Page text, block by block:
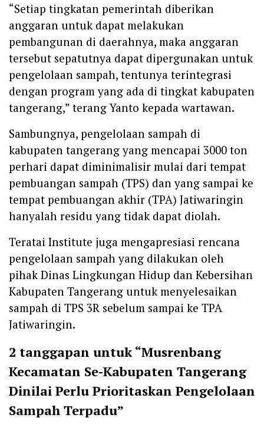
“Setiap tingkatan pemerintah diberikan
anggaran untuk dapat melakukan
pembangunan di daerahnya, maka anggaran
tersebut sepatutnya dapat dipergunakan untuk
pengelolaan sampah, tentunya terintegrasi
dengan program yang ada di tingkat kabupaten
tangerang,” terang Yanto kepada wartawan.
Sambungnya, pengelolaan sampah di
kabupaten tangerang yang mencapai 3000 ton
perhari dapat diminimalisir mulai dari tempat
pembuangan sampah (TPS) dan yang sampai ke
tempat pembuangan akhir (TPA) Jatiwaringin
hanyalah residu yang tidak dapat diolah.
Teratai Institute juga mengapresiasi rencana
pengelolaan sampah yang dilakukan oleh
pihak Dinas Lingkungan Hidup dan Kebersihan
Kabupaten Tangerang untuk menyelesaikan
sampah di TPS 3R sebelum sampai ke TPA
Jatiwaringin.
2 tanggapan untuk “Musrenbang
Kecamatan Se-Kabupaten Tangerang
Dinilai Perlu Prioritaskan Pengelolaan
Sampah Terpadu”